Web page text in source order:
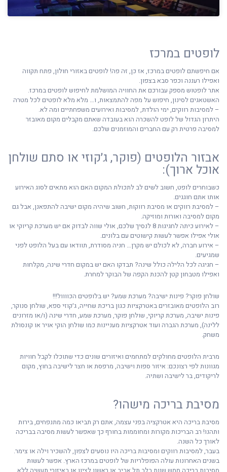
לופטים במרכז
אם חיפשתם לופטים במרכז, אז כן, זה פה! לופטים באזורי חולון, פתח תקווה
ואפילו רעננה וכפר סבא בצפון.
אתר לופטוש מספק עבורכם את החוויה המושלמת לחיפוש לופטים במרכז.
האשטאגים לסינון, חיפוש על מפה להתמצאות, ו… מלא מלא לופטים לכל מטרה
– למסיבות רווקים, ימי הולדת, למסיבות ואירועים משפחתיים ומה לא.
היתרון הגדול של לופט להשכרה הוא בעובדה שאתם מקבלים מקום מאובזר
למסיבה פרטית רק עם החברים והמוזמנים שלכם.
אבזור הלופטים (פוקר, ג׳קוזי או סתם שולחן
אוכל ארוך):
כשבוחרים לופט, חשוב לשים לב לתכולת המקום האם הוא מתאים לסוג האירוע
אותו אתם חוגגים.
– למסיבת רווקים או מסיבת רווקות, חשוב שיהיה מקום ישיבה להתפאנן, אבל גם
מקום למסיבה ואורות ומוזיקה.
– לאירוע כיתה לחגיגות 8 לנסיך שלכם, אולי שווה לבדוק אם יש מערכת קריוקי או
אולי אפילו אפשר לעשות קישוטים עם בלונים.
– אירוע חברה, לא לכולם יש מקרן… חניה מסודרת, תוודאו עם בעל הלופט לפני
שמגיעים.
– חגיגה לכל הלילה כולל שינה? תבדקו האם יש במקום חדרי שינה, מקלחות
ואפילו מטבחון קטן להכנת הקפה של הבוקר למחרת.
שולחן פוקר? פינות ישיבה? מערכת שמע? יש בלופטים הכוווול!!!
רוב הלופטים מאובזרים באטרקציות כגון בריכת שחייה, ג׳קוזי ספא, שולחן סנוקר,
פינות ישיבה, מערכת קריוקי, שולחן פוקר, מערכת שמע, חדרי שינה (ו/או מזרונים
ללינה), מערכת הגברה ועוד אטרקציות מעניינות כמו שולחן הוקי אויר או קונסולת
משחק.
מרבית הלופטים מחולקים למתחמים ואיזורים שונים כדי שתוכלו לקבל חוויות
מגוונות לפי רצונכם: איזור ספות וישיבה, מרפסת או חצר לישיבה בחוץ, מקום
לריקודים, בר לישיבה ושתיה.
מסיבת בריכה מישהו?
מסיבת בריכה היא אטרקציה בפני עצמה, אתם רק תביאו כמה מתנפחים, בירות
ותהנו! רב הבריכות מקורות ומחוממות בחורף כך שאפשר לעשות מסיבה בבריכה
לאורך כל השנה.
בעבר, למסיבות רווקים ומסיבות בריכה היו נוסעים לצפון, להשכיר וילה או צימר.
בשנים האחרונות עולה הפופלריות של לופטים במרכז הארץ. אפשר לעשות